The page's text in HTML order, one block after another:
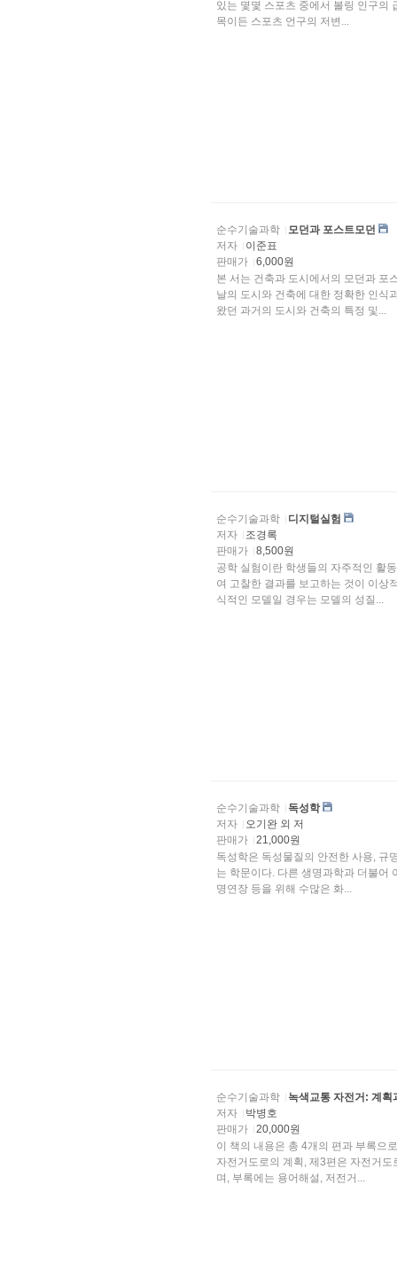
있는 몇몇 스포츠 중에서 볼링 인구의 급증 추세는 그 변화의 대표적인 것
목이든 스포츠 언구의 저변...
순수기술과학
모던과 포스트모던
저자
이준표
판매가
6,000원
본 서는 건축과 도시에서의 모던과 포
날의 도시와 건축에 대한 정확한 인식과 동시에 모던의 논리에 의해 이제까지
왔던 과거의 도시와 건축의 특정 및...
순수기술과학
디지털실험
저자
조경록
판매가
8,500원
공학 실험이란 학생들의 자주적인 활
여 고찰한 결과를 보고하는 것이 이상적이다. 일반적으로 강의는 모델화된 이론에
식적인 모델일 경우는 모델의 성질...
순수기술과학
독성학
저자
오기완 외 저
판매가
21,000원
독성학은 독성물질의 안전한 사용, 규
는 학문이다. 다른 생명과학과 더불어 이 분야도 급속한 발전을 거듭하고 있다. 생활의 편리함
명연장 등을 위해 수많은 화...
순수기술과학
녹색교통 자전거: 계획
저자
박병호
판매가
20,000원
이 책의 내용은 총 4개의 편과 부록으
자전거도로의 계획, 제3편은 자전거도로의 설계, 그리고 제4편은 녹색교통 자전거 이용 활성화이
며, 부록에는 용어해설, 저전거...